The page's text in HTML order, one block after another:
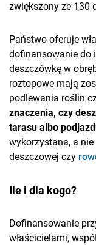
zwiększony ze 130
Państwo oferuje
dofinansowanie do
deszczówkę w
roztopowe mają
podlewania roślin
znaczenia, czy
tarasu albo
wykorzystana, a
deszczowej czy
Ile i dla kogo?
Dofinansowanie
właścicielami,